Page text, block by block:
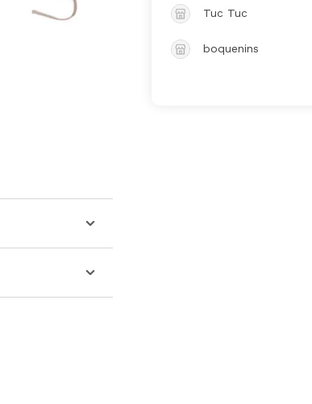
Tuc Tuc
boquenins